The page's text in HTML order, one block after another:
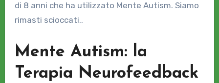
di 8 anni che ha utilizzato Mente Autism. Siamo
rimasti scioccati..
Mente Autism: la
Terapia Neurofeedback